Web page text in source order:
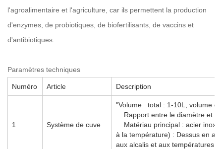
l'agroalimentaire et l'agriculture, car ils permettent la production
d'enzymes, de probiotiques, de biofertilisants, de vaccins et
d'antibiotiques.
Paramètres techniques
Numéro Article Description
1 Système de cuve
"Volume total : 1-10L, volume
Rapport entre le diamètre et la
Matériau principal : acier
à la température) : Dessus en
aux alcalis et aux températures